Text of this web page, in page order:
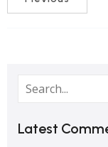
Latest